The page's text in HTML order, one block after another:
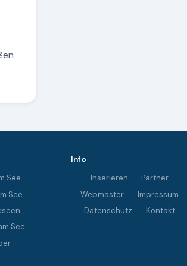
See
See
See
Info
Inserieren
Partner
Webmaster
Impressum
Datenschutz
Kontakt